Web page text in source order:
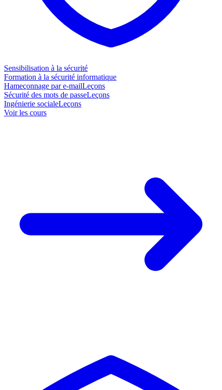
Sensibilisation à la sécurité
Formation à la sécurité informatique
Hameçonnage par e-mailLeçons
Sécurité des mots de passeLeçons
Ingénierie socialeLeçons
Voir les cours